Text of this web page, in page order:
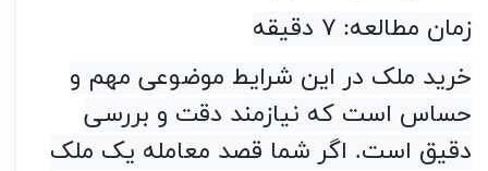
زمان مطالعه: ۷ دقیقه
خرید ملک در این شرایط موضوعی مهم و
حساس است که نیازمند دقت و بررسی
دقیق است. اگر شما قصد معامله یک ملک